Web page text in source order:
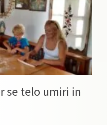
se telo umiri in